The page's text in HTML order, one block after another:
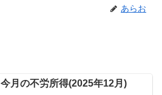
あらお
今月の不労所得(2025年12月)